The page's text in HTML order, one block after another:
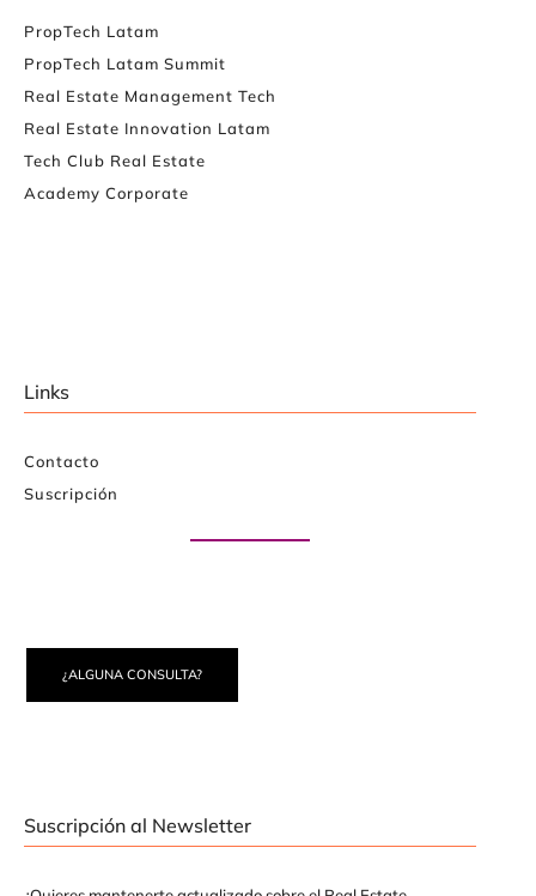
PropTech Latam
PropTech Latam Summit
Real Estate Management Tech
Real Estate Innovation Latam
Tech Club Real Estate
Academy Corporate
Links
Contacto
Suscripción
¿ALGUNA CONSULTA?
Suscripción al Newsletter